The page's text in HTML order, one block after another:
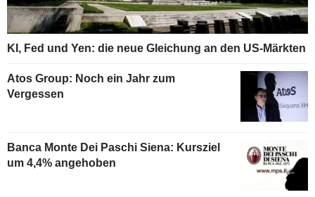
KI, Fed und Yen: die neue Gleichung an den US-Märkten
Atos Group: Noch ein Jahr zum
Vergessen
Banca Monte Dei Paschi Siena: Kursziel
um 4,4% angehoben